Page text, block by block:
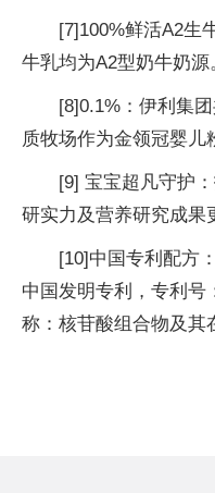
[7]100%鲜活A2生
牛乳均为A2型奶牛奶源
[8]0.1%：伊利集
质牧场作为金领冠婴儿
[9] 宝宝超凡守护
研实力及营养研究成果
[10]中国专利配方
中国发明专利，专利号
称：核苷酸组合物及其